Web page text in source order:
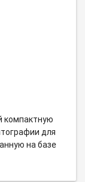
компактную
для
на базе